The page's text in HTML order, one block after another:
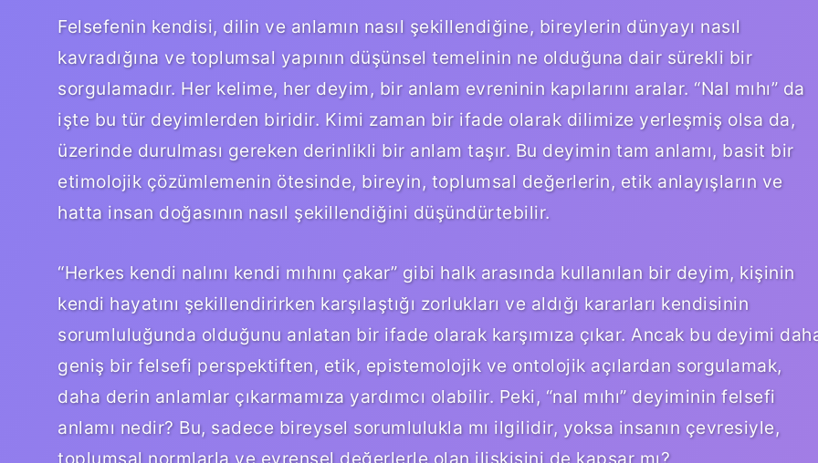
Felsefenin kendisi, dilin ve anlamın nasıl şekillendiğine, bireylerin dünyayı nasıl
kavradığına ve toplumsal yapının düşünsel temelinin ne olduğuna dair sürekli bir
sorgulamadır. Her kelime, her deyim, bir anlam evreninin kapılarını aralar. “Nal mıhı” da
işte bu tür deyimlerden biridir. Kimi zaman bir ifade olarak dilimize yerleşmiş olsa da,
üzerinde durulması gereken derinlikli bir anlam taşır. Bu deyimin tam anlamı, basit bir
etimolojik çözümlemenin ötesinde, bireyin, toplumsal değerlerin, etik anlayışların ve
hatta insan doğasının nasıl şekillendiğini düşündürtebilir.
“Herkes kendi nalını kendi mıhını çakar” gibi halk arasında kullanılan bir deyim, kişinin
kendi hayatını şekillendirirken karşılaştığı zorlukları ve aldığı kararları kendisinin
sorumluluğunda olduğunu anlatan bir ifade olarak karşımıza çıkar. Ancak bu deyimi
geniş bir felsefi perspektiften, etik, epistemolojik ve ontolojik açılardan sorgulamak,
daha derin anlamlar çıkarmamıza yardımcı olabilir. Peki, “nal mıhı” deyiminin felsefi
anlamı nedir? Bu, sadece bireysel sorumlulukla mı ilgilidir, yoksa insanın çevresiyle,
toplumsal normlarla ve evrensel değerlerle olan ilişkisini de kapsar mı?